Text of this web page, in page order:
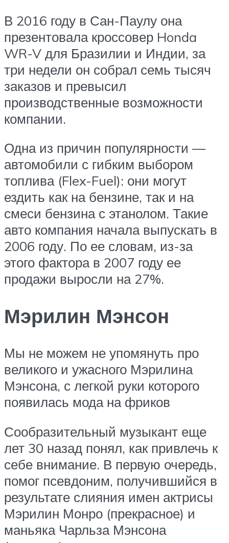
В 2016 году в Сан-Паулу она
презентовала кроссовер Honda
WR-V для Бразилии и Индии, за
три недели он собрал семь тысяч
заказов и превысил
производственные возможности
компании.
Одна из причин популярности —
автомобили с гибким выбором
топлива (Flex-Fuel): они могут
ездить как на бензине, так и на
смеси бензина с этанолом. Такие
авто компания начала выпускать в
2006 году. По ее словам, из-за
этого фактора в 2007 году ее
продажи выросли на 27%.
Мэрилин Мэнсон
Мы не можем не упомянуть про
великого и ужасного Мэрилина
Мэнсона, с легкой руки которого
появилась мода на фриков
Сообразительный музыкант еще
лет 30 назад понял, как привлечь к
себе внимание. В первую очередь,
помог псевдоним, получившийся в
результате слияния имен актрисы
Мэрилин Монро (прекрасное) и
маньяка Чарльза Мэнсона